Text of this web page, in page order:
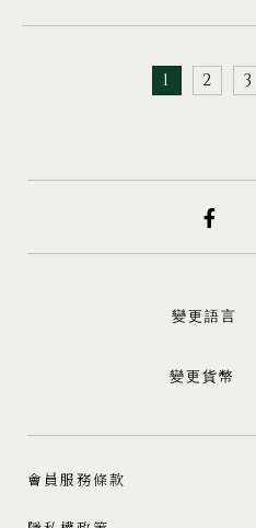
1 2 3
變更語言
變更貨幣
會員服務條款